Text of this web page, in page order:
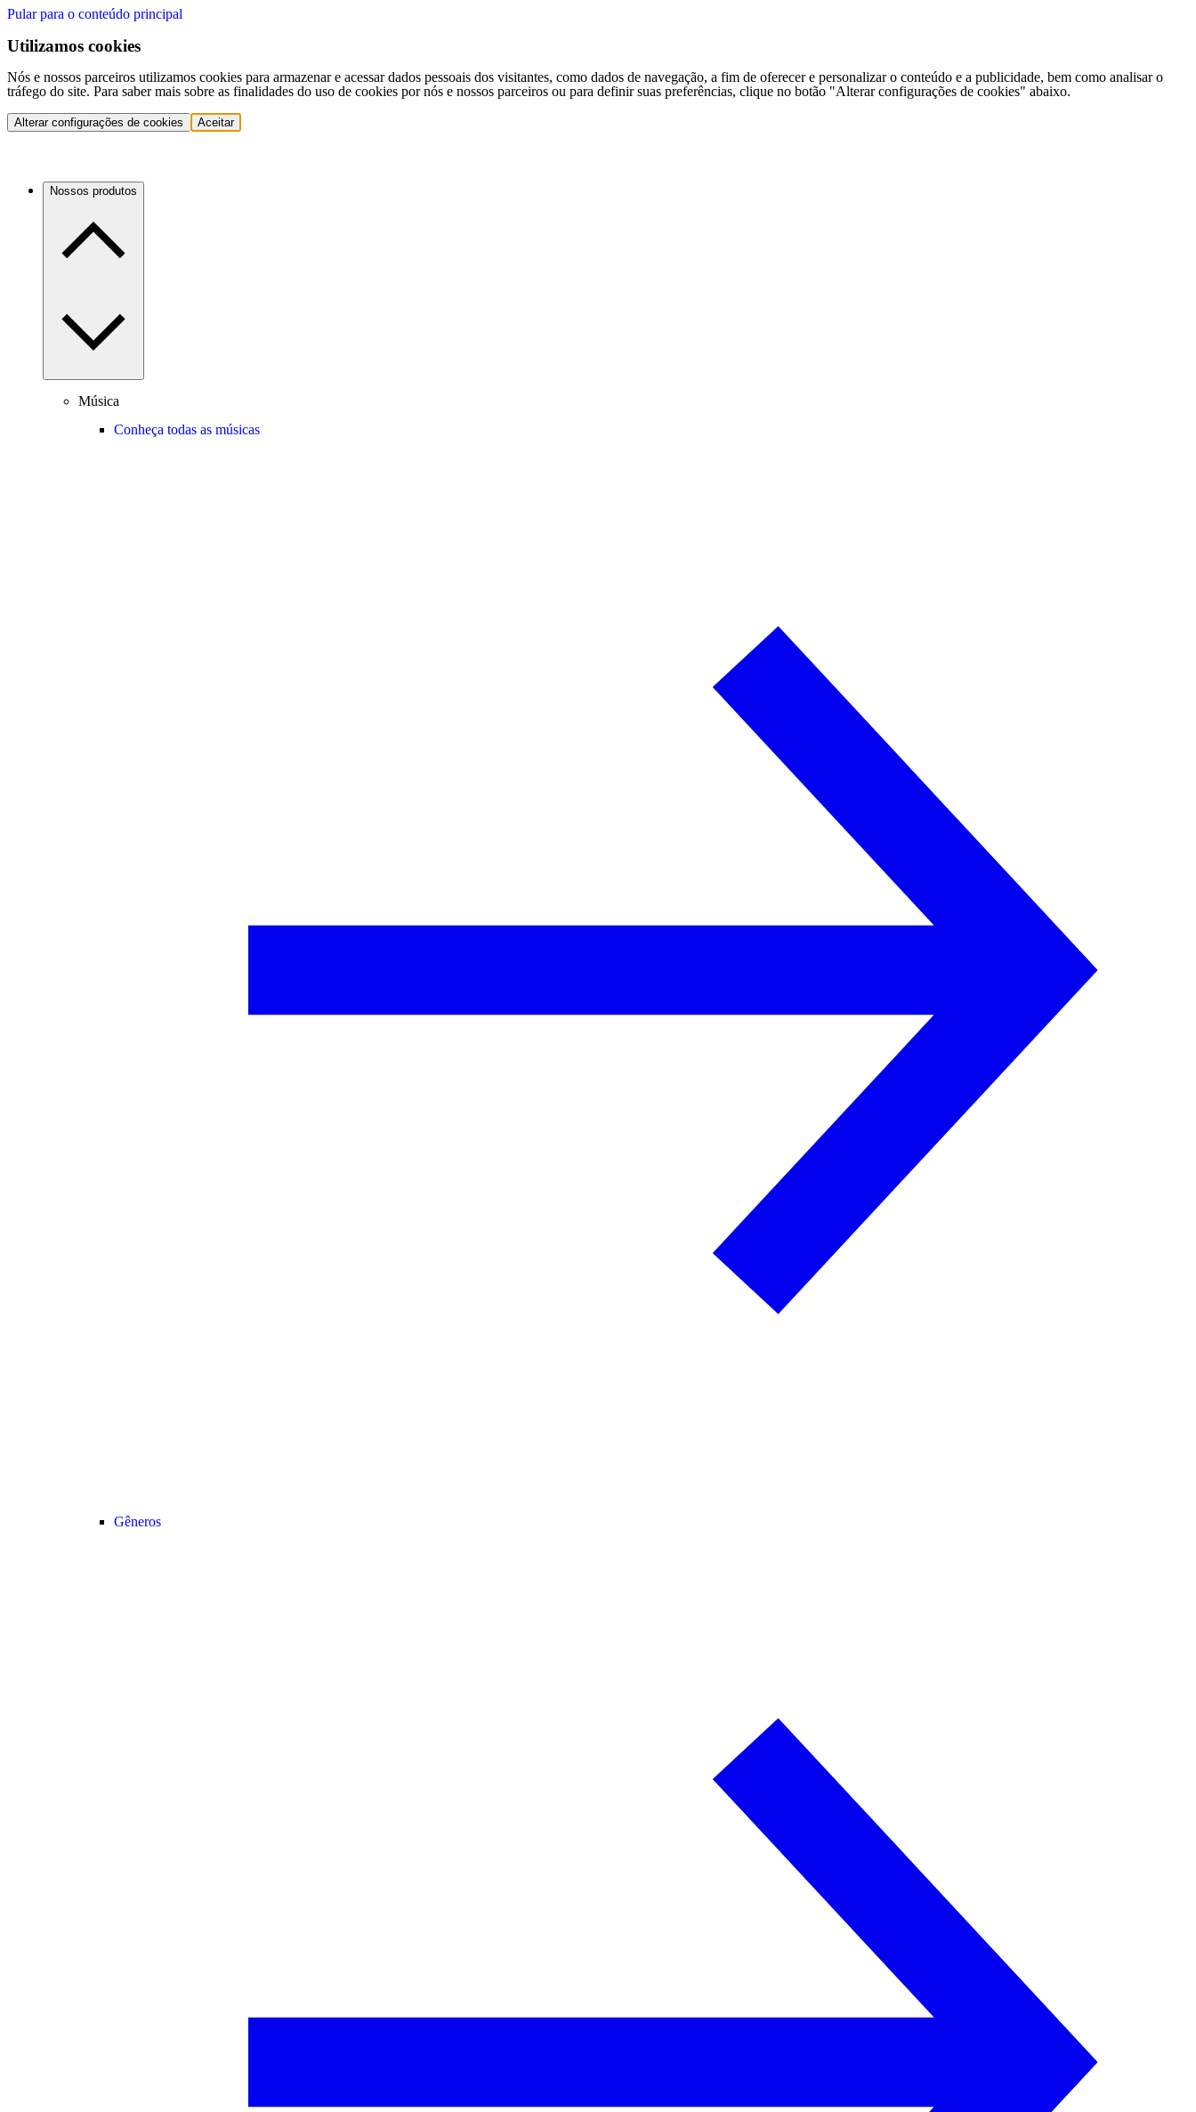
Pular para o conteúdo principal
Utilizamos cookies
Nós e nossos parceiros utilizamos cookies para armazenar e acessar dados pessoais dos visitantes, como dados de navegação, a fim de oferecer e personalizar o conteúdo e a publicidade, bem como analisar o
tráfego do site. Para saber mais sobre as finalidades do uso de cookies por nós e nossos parceiros ou para definir suas preferências, clique no botão "Alterar configurações de cookies" abaixo.
Alterar configurações de cookies Aceitar
Nossos produtos
Música
Conheça todas as músicas
Gêneros